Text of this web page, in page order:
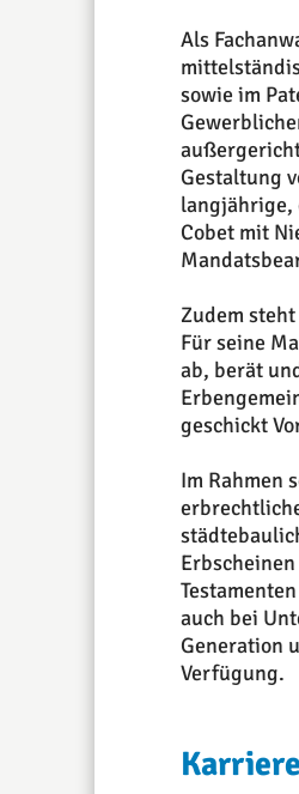
Als
sowie im
Gestaltung
langjährige,
Cobet mit
Zudem
Für seine
ab, berät
geschickt
Im Rahmen
auch bei
Generation
Verfügung.
Karriere